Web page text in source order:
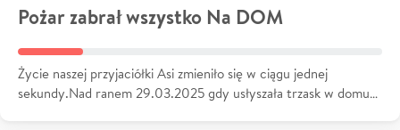
Pożar zabrał wszystko Na DOM
Życie naszej przyjaciółki Asi zmieniło się w ciągu jednej
sekundy.Nad ranem 29.03.2025 gdy usłyszała trzask w domu…